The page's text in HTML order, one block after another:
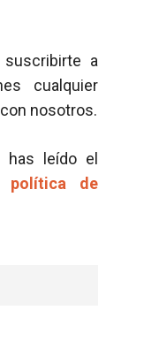
a
cualquier
con nosotros.
has leído el
política de